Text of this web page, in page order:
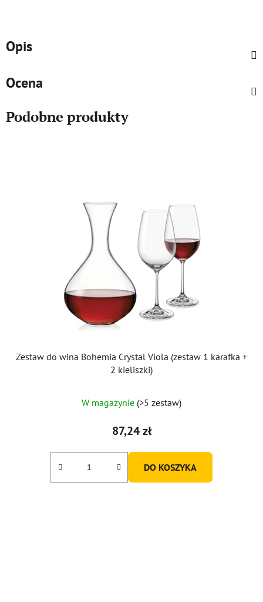
Opis
Ocena
Podobne produkty
Zestaw do wina Bohemia Crystal Viola (zestaw 1 karafka +
2 kieliszki)
W magazynie (>5 zestaw)
87,24 zł
DO KOSZYKA